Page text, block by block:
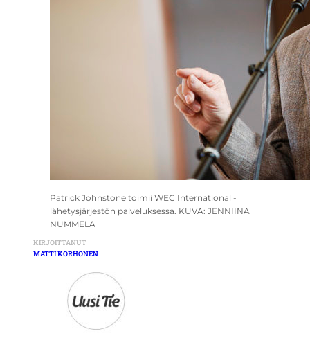
Patrick Johnstone toimii WEC International -
lähetysjärjestön palveluksessa. KUVA: JENNIINA
NUMMELA
KIRJOITTANUT
MATTI KORHONEN